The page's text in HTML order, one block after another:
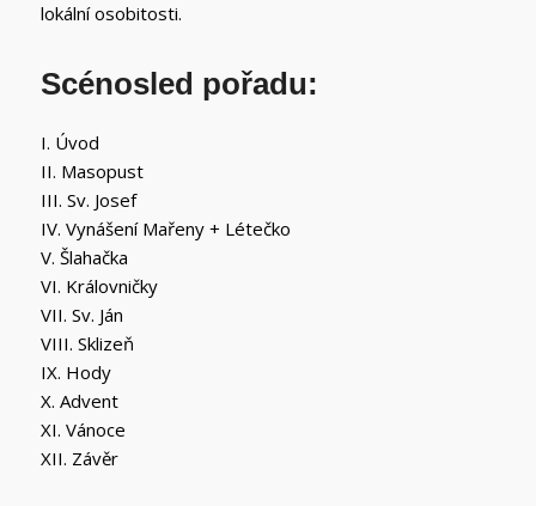
lokální osobitosti.
Scénosled pořadu:
I. Úvod
II. Masopust
III. Sv. Josef
IV. Vynášení Mařeny + Létečko
V. Šlahačka
VI. Královničky
VII. Sv. Ján
VIII. Sklizeň
IX. Hody
X. Advent
XI. Vánoce
XII. Závěr